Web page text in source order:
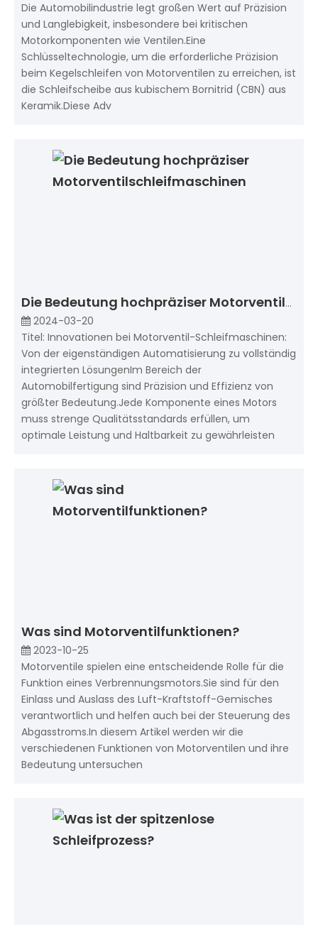
Die Automobilindustrie legt großen Wert auf Präzision
und Langlebigkeit, insbesondere bei kritischen
Motorkomponenten wie Ventilen.Eine
Schlüsseltechnologie, um die erforderliche Präzision
beim Kegelschleifen von Motorventilen zu erreichen, ist
die Schleifscheibe aus kubischem Bornitrid (CBN) aus
Keramik.Diese Adv
Die Bedeutung hochpräziser Motorventilschleifmaschinen
2024-03-20
Titel: Innovationen bei Motorventil-Schleifmaschinen:
Von der eigenständigen Automatisierung zu vollständig
integrierten LösungenIm Bereich der
Automobilfertigung sind Präzision und Effizienz von
größter Bedeutung.Jede Komponente eines Motors
muss strenge Qualitätsstandards erfüllen, um
optimale Leistung und Haltbarkeit zu gewährleisten
Was sind Motorventilfunktionen?
2023-10-25
Motorventile spielen eine entscheidende Rolle für die
Funktion eines Verbrennungsmotors.Sie sind für den
Einlass und Auslass des Luft-Kraftstoff-Gemisches
verantwortlich und helfen auch bei der Steuerung des
Abgasstroms.In diesem Artikel werden wir die
verschiedenen Funktionen von Motorventilen und ihre
Bedeutung untersuchen